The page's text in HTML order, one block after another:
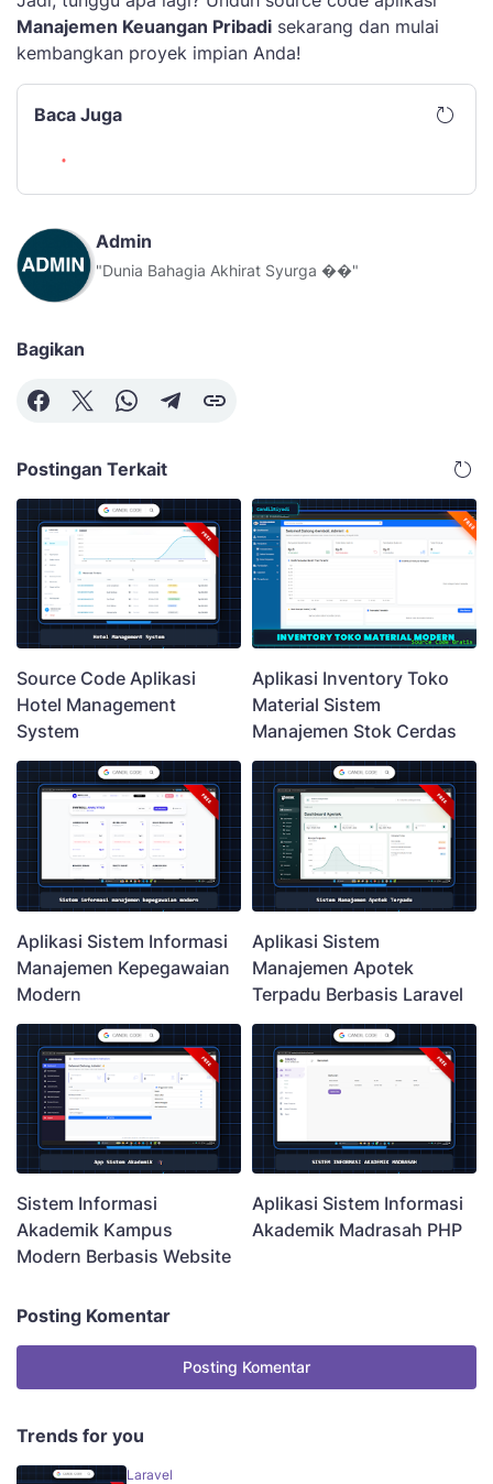
Manajemen Keuangan Pribadi sekarang dan mulai
kembangkan proyek impian Anda!
Baca Juga
Admin
"Dunia Bahagia Akhirat Syurga ��"
Bagikan
Postingan Terkait
Source Code Aplikasi
Hotel Management
System
Aplikasi Inventory Toko
Material Sistem
Manajemen Stok Cerdas
Aplikasi Sistem Informasi
Manajemen Kepegawaian
Modern
Aplikasi Sistem
Manajemen Apotek
Terpadu Berbasis Laravel
Sistem Informasi
Akademik Kampus
Modern Berbasis Website
Aplikasi Sistem Informasi
Akademik Madrasah PHP
Posting Komentar
Posting Komentar
Trends for you
Laravel